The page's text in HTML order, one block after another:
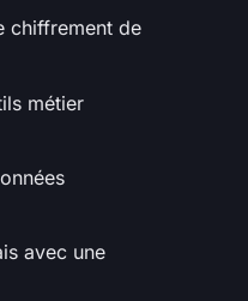
chiffrement de
métier
avec une